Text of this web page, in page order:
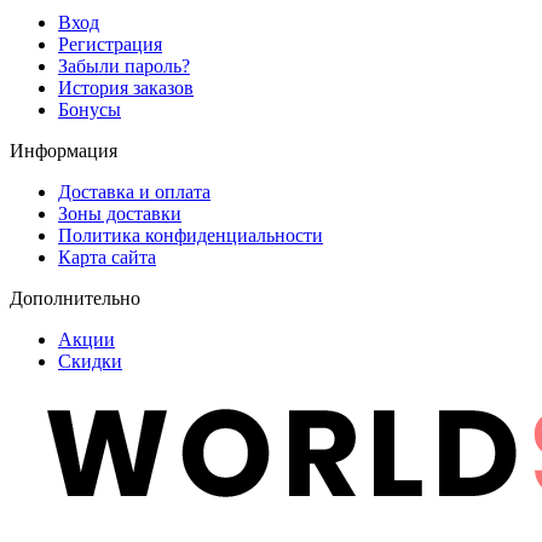
Вход
Регистрация
Забыли пароль?
История заказов
Бонусы
Информация
Доставка и оплата
Зоны доставки
Политика конфиденциальности
Карта сайта
Дополнительно
Акции
Скидки